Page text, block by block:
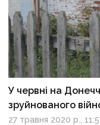
У червні на
зруйнованого
27 травня 2020 р.,